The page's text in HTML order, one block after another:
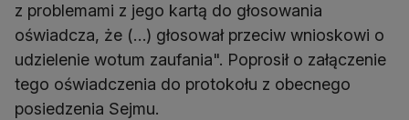
z problemami z jego kartą do głosowania
oświadcza, że (…) głosował przeciw wnioskowi o
udzielenie wotum zaufania". Poprosił o załączenie
tego oświadczenia do protokołu z obecnego
posiedzenia Sejmu.